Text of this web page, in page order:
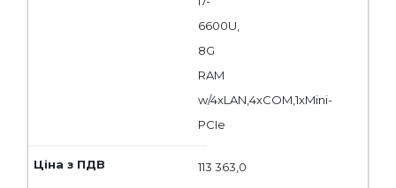
6600U,
8G
RAM
w/4xLAN,4xCOM,1xMini-
PCIe
113 363,0